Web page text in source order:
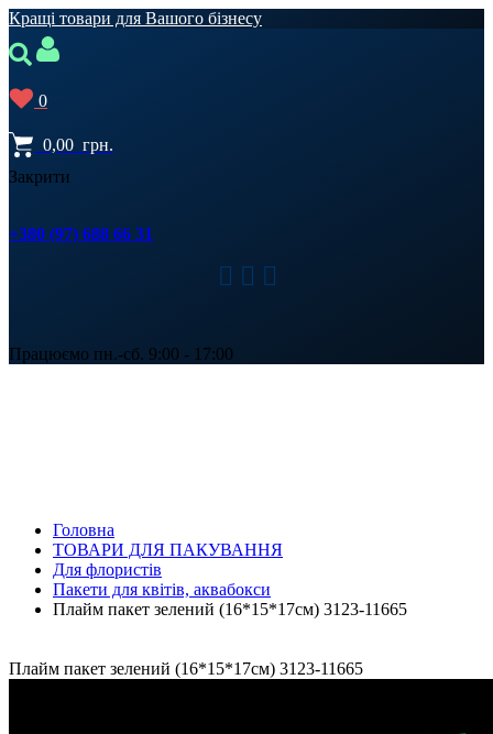
Кращі товари для Вашого бізнесу
0
0,00 грн.
Закрити
+380 (97) 688 66 31
Працюємо пн.-сб. 9:00 - 17:00
Головна
ТОВАРИ ДЛЯ ПАКУВАННЯ
Для флористів
Пакети для квітів, аквабокси
Плайм пакет зелений (16*15*17см) 3123-11665
Плайм пакет зелений (16*15*17см) 3123-11665